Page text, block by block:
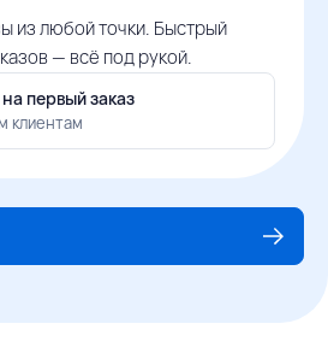
из любой точки. Быстрый
— всё под рукой.
первый заказ
клиентам